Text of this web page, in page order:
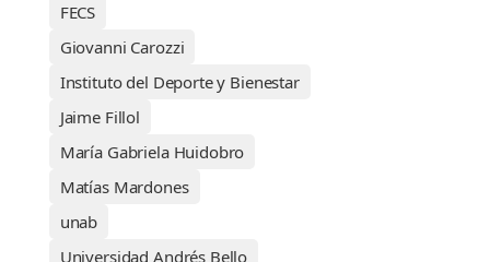
FECS
Giovanni Carozzi
Instituto del Deporte y Bienestar
Jaime Fillol
María Gabriela Huidobro
Matías Mardones
unab
Universidad Andrés Bello